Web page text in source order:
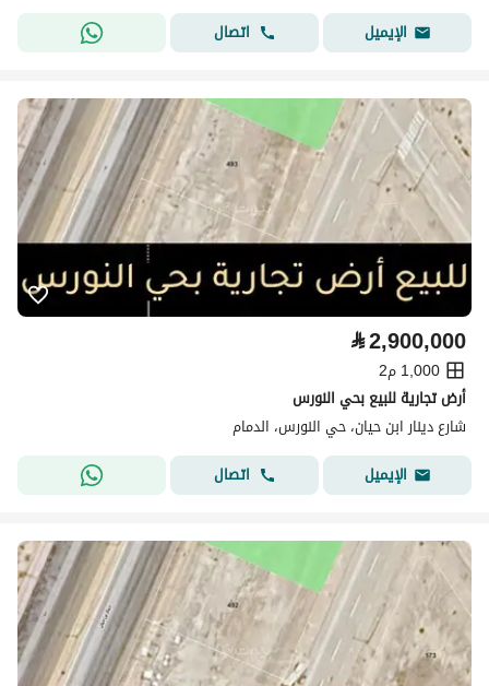
الإيميل
اتصال
⃁2,900,000
1,000 م2
أرض تجارية للبيع بحي النورس
شارع دينار ابن حيان، حي النورس، الدمام
الإيميل
اتصال